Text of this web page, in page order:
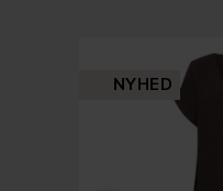
NYHED